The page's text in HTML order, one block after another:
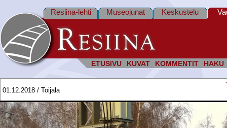
ETUSIVU KUVAT KOMMENTIT HAKU
Resiina-lehti Museojunat Keskustelu
01.12.2018 / Toijala